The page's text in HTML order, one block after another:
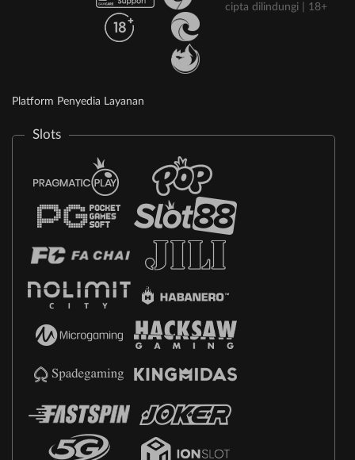
cipta dilindungi | 18+
Platform Penyedia Layanan
Slots